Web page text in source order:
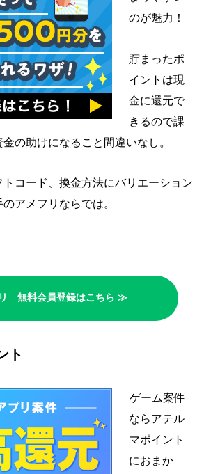
のが魅力！
貯まったポ
イントは現
金に還元で
きるので課
の助けになること間違いなし。
コード、換金方法にバリエーション
アメフリならでは。
無料会員登録はこちら ≫
ト
ゲーム案件
ならアテル
マポイント
におまか